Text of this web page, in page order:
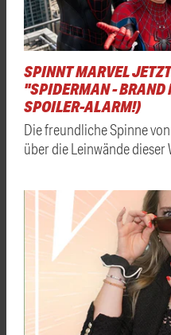
SPINNT MARVEL
"SPIDERMAN - BRAND
SPOILER-ALARM!)
Die freundliche Spinne
über die Leinwände